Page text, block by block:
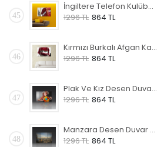
45
İngiltere Telefon Kulübesi Forex Tablo
1296 TL 864 TL
46
Kırmızı Burkalı Afgan Kadın Forex Tablo
1296 TL 864 TL
47
Plak Ve Kız Desen Duvar Panosu
1296 TL 864 TL
48
Manzara Desen Duvar Panosu
1296 TL 864 TL